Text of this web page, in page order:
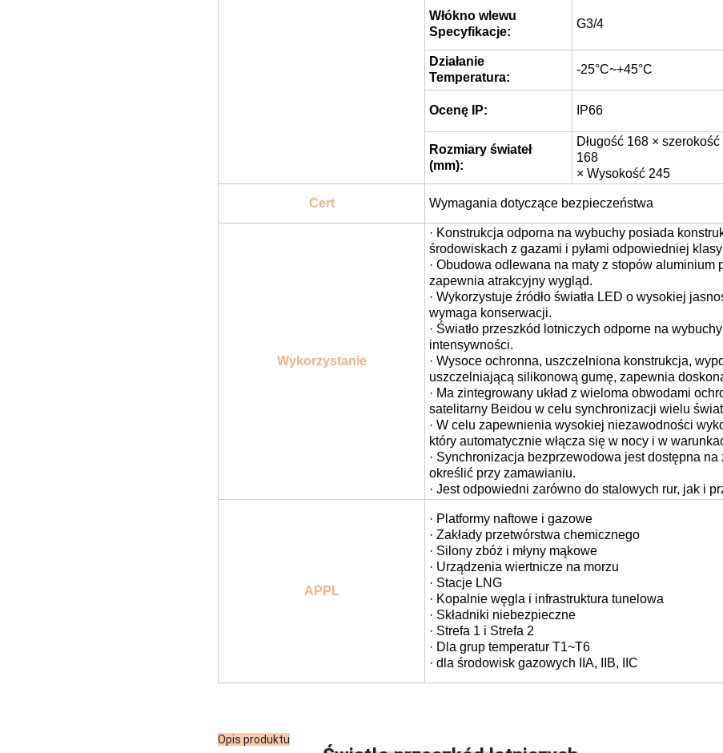
Włókno wlewu
Specyfikacje:
G3/4
Działanie
Temperatura:
-25°C~+45°C
Ocenę IP: IP66
Rozmiary świateł
(mm):
Długość 168 × szerokość
168
× Wysokość 245
Cert Wymagania dotyczące bezpieczeństwa
Wykorzystanie
· Konstrukcja odporna na wybuchy posiada
środowiskach z gazami i pyłami odpowiedniej
· Obudowa odlewana na maty z stopów
zapewnia atrakcyjny wygląd.
· Wykorzystuje źródło światła LED o wysokiej
wymaga konserwacji.
· Światło przeszkód lotniczych odporne na
intensywności.
· Wysoce ochronna, uszczelniona konstrukcja,
uszczelniającą silikonową gumę, zapewnia
· Ma zintegrowany układ z wieloma obwodami
satelitarny Beidou w celu synchronizacji wielu
· W celu zapewnienia wysokiej niezawodności
który automatycznie włącza się w nocy i w
· Synchronizacja bezprzewodowa jest dostępna
określić przy zamawianiu.
· Jest odpowiedni zarówno do stalowych rur, jak i
APPL
· Platformy naftowe i gazowe
· Zakłady przetwórstwa chemicznego
· Silony zbóż i młyny mąkowe
· Urządzenia wiertnicze na morzu
· Stacje LNG
· Kopalnie węgla i infrastruktura tunelowa
· Składniki niebezpieczne
· Strefa 1 i Strefa 2
· Dla grup temperatur T1~T6
· dla środowisk gazowych IIA, IIB, IIC
Opis produktu